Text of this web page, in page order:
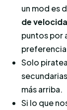
un mod es
de
puntos por
Solo
más arriba.
Si lo que